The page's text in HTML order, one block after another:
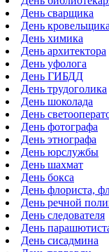
День сварщика
День кровельщика
День химика
День архитектора
День уфолога
День ГИБДД
День трудоголика
День шоколада
День
День фотографа
День этнографа
День юрслужбы
День шахмат
День бокса
День флориста,
День речной
День следователя
День
День сисадмина